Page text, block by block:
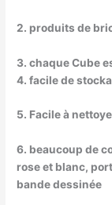
2. produits de
3. chaque Cube
4. facile de
5. Facile à
6. beaucoup de
rose et blanc,
bande dessinée